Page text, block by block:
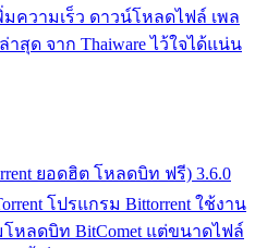
มความเร็ว ดาวน์โหลดไฟล์ เพล
สุด จาก Thaiware ไว้ใจได้แน่น
ยอดฮิต โหลดบิท ฟรี) 3.6.0
โปรแกรม Bittorrent ใช้งาน
หลดบิท BitComet แต่ขนาดไฟล์